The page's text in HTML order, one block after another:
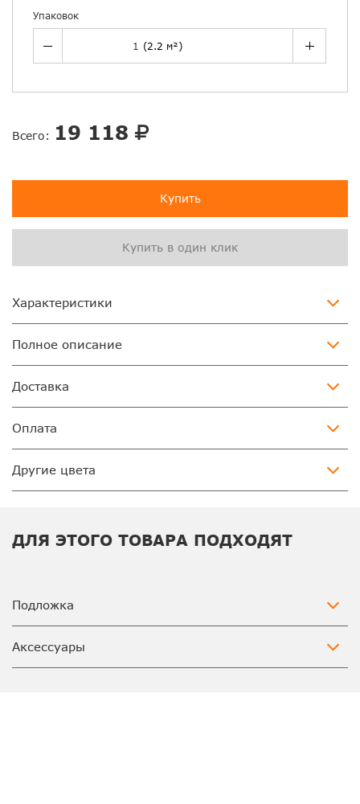
Упаковок
Всего: 19 118
Купить
Купить в один клик
Характеристики
Полное описание
Доставка
Оплата
Другие цвета
ДЛЯ ЭТОГО ТОВАРА ПОДХОДЯТ
Подложка
Аксессуары